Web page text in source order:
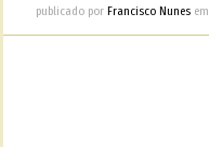
publicado por Francisco Nunesem